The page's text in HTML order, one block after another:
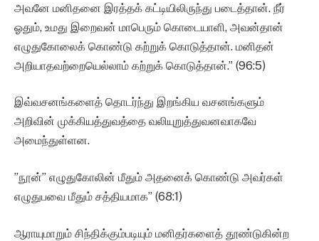
அவனே மனிதனை இரத்தக் கட்டியிலிருந்து படைத்தான். நீர்
ஓதும், உமது இறைவன் மாபெரும் கொடையாளி, அவன்தான்
எழுதுகோலைக் கொண்டு கற்றுக் கொடுத்தான். மனிதன்
அறியாதவற்றையெல்லாம் கற்றுக் கொடுத்தான்.” (96:5)
இவ்வசனங்களைத் தொடர்ந்து இறங்கிய வசனங்களும்
அறிவின் முக்கியத்துவத்தை வலியுறுத்துவனவாகவே
அமைந்துள்ளன.
”நூன்” எழுதுகோலின் மீதும் அதனைக் கொண்டு அவர்கள்
எழுதுபவை மீதும் சத்தியமாக” (68:1)
ஆராயுமாறும் சிந்திக்கும்படியும் மனிதர்களைத் தூண்டுகின்ற